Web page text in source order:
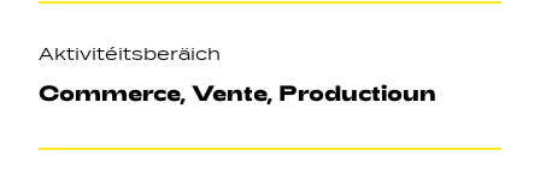
Aktivitéitsberäich
Commerce, Vente, Productioun